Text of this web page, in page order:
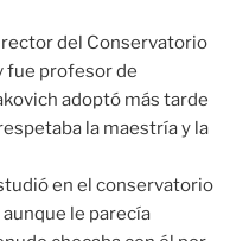
del Conservatorio
fue profesor de
adoptó más tarde
la maestría y la
en el conservatorio
le parecía